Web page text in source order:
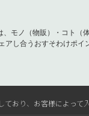
日の開運のヒント☆
日の開運のヒント☆
、モノ（物販）・コト（
アし合うおすそわけポイ
おり、お客様によっ